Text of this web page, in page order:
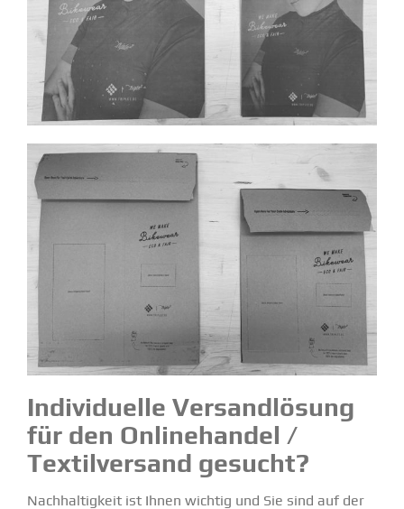
Indivi­duelle Versand­lösung
für den Online­handel /
Textil­versand gesucht?
Nachhal­tigkeit ist Ihnen wichtig und Sie sind auf der